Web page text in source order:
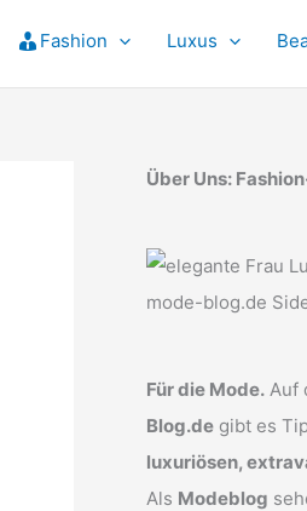
Fashion Luxus
Über Uns:
Für die Mode. Auf
Blog.de gibt es
luxuriösen,
Als Modeblog